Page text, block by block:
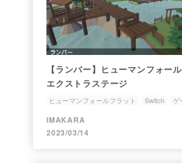
【ランバー】ヒューマンフォー
エクストラステージ
ヒューマンフォールフラット Switch ゲ
ランバー
IMAKARA
2023/03/14